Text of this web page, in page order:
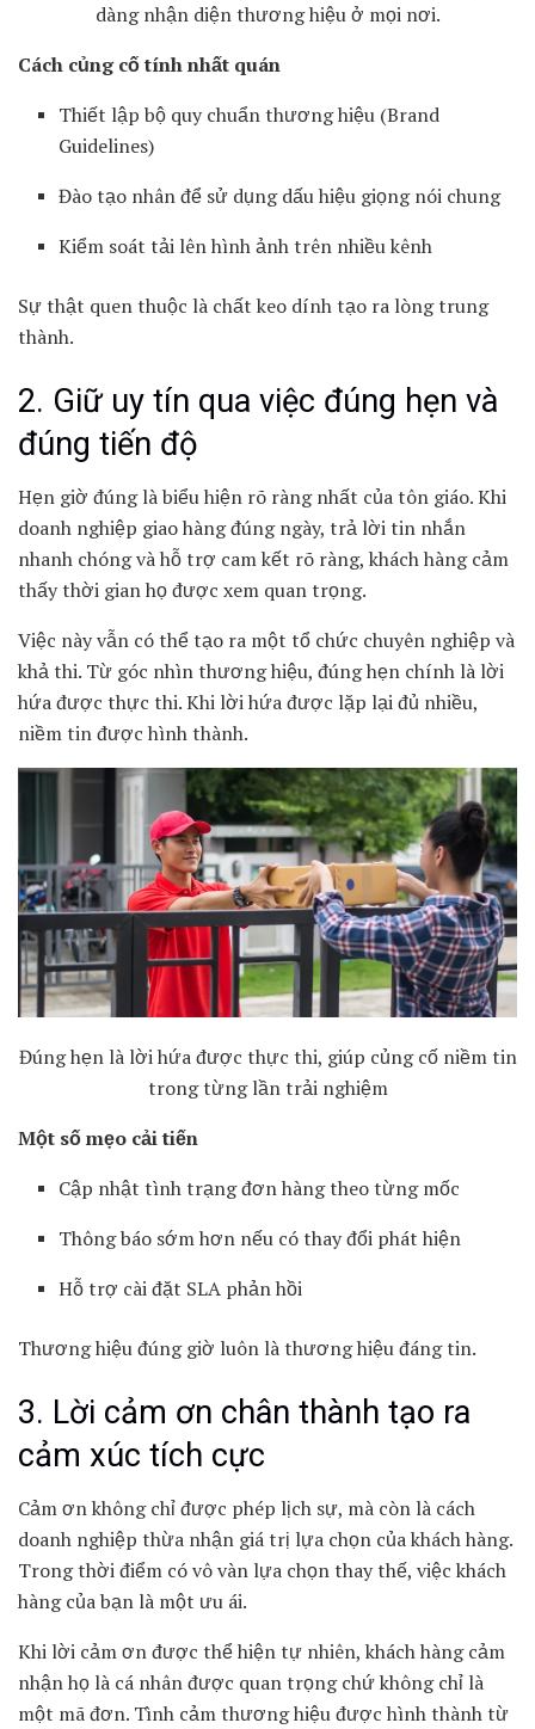
dàng nhận diện thương hiệu ở mọi nơi.
Cách củng cố tính nhất quán
Thiết lập bộ quy chuẩn thương hiệu (Brand
Guidelines)
Đào tạo nhân để sử dụng dấu hiệu giọng nói chung
Kiểm soát tải lên hình ảnh trên nhiều kênh
Sự thật quen thuộc là chất keo dính tạo ra lòng trung
thành.
2. Giữ uy tín qua việc đúng hẹn và
đúng tiến độ
Hẹn giờ đúng là biểu hiện rõ ràng nhất của tôn giáo. Khi
doanh nghiệp giao hàng đúng ngày, trả lời tin nhắn
nhanh chóng và hỗ trợ cam kết rõ ràng, khách hàng cảm
thấy thời gian họ được xem quan trọng.
Việc này vẫn có thể tạo ra một tổ chức chuyên nghiệp và
khả thi. Từ góc nhìn thương hiệu, đúng hẹn chính là lời
hứa được thực thi. Khi lời hứa được lặp lại đủ nhiều,
niềm tin được hình thành.
Đúng hẹn là lời hứa được thực thi, giúp củng cố niềm tin
trong từng lần trải nghiệm
Một số mẹo cải tiến
Cập nhật tình trạng đơn hàng theo từng mốc
Thông báo sớm hơn nếu có thay đổi phát hiện
Hỗ trợ cài đặt SLA phản hồi
Thương hiệu đúng giờ luôn là thương hiệu đáng tin.
3. Lời cảm ơn chân thành tạo ra
cảm xúc tích cực
Cảm ơn không chỉ được phép lịch sự, mà còn là cách
doanh nghiệp thừa nhận giá trị lựa chọn của khách hàng.
Trong thời điểm có vô vàn lựa chọn thay thế, việc khách
hàng của bạn là một ưu ái.
Khi lời cảm ơn được thể hiện tự nhiên, khách hàng cảm
nhận họ là cá nhân được quan trọng chứ không chỉ là
một mã đơn. Tình cảm thương hiệu được hình thành từ